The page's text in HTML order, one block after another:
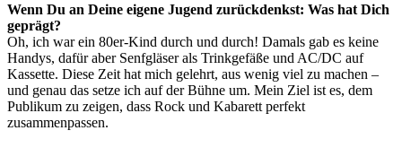
Wenn Du an Deine eigene Jugend zurückdenkst: Was hat Dich
geprägt?
Oh, ich war ein 80er-Kind durch und durch! Damals gab es keine
Handys, dafür aber Senfgläser als Trinkgefäße und AC/DC auf
Kassette. Diese Zeit hat mich gelehrt, aus wenig viel zu machen –
und genau das setze ich auf der Bühne um. Mein Ziel ist es, dem
Publikum zu zeigen, dass Rock und Kabarett perfekt
zusammenpassen.